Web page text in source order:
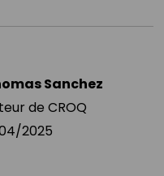
Sanchez
de CROQ
2025